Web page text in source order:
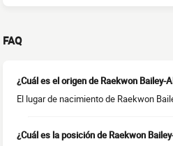
FAQ
¿Cuál es el origen de Raekwon Bailey-
El lugar de nacimiento de Raekwon
¿Cuál es la posición de Raekwon